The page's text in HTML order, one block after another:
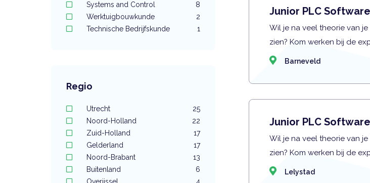
Systems and Control
8
Werktuigbouwkunde
2
Technische Bedrijfskunde
1
Regio
Utrecht
25
Noord-Holland
22
Zuid-Holland
17
Gelderland
17
Noord-Brabant
13
Buitenland
6
Junior PLC
Wil je na veel theorie van
zien? Kom werken bij de
Barneveld
Junior PLC
Wil je na veel theorie van
zien? Kom werken bij de
Lelystad